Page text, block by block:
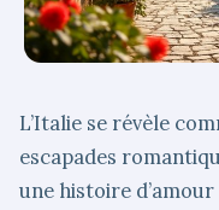
L’Italie se révèle
escapades
une histoire